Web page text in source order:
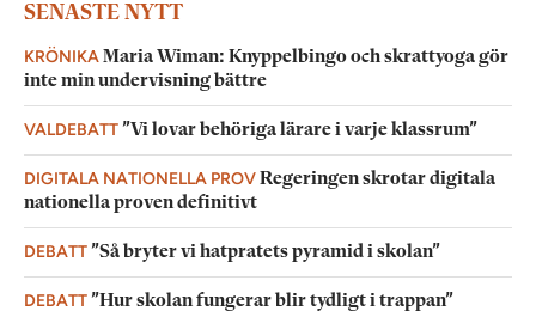
SENASTE NYTT
KRÖNIKA Maria Wiman: Knyppelbingo och skrattyoga gör
inte min undervisning bättre
VALDEBATT”Vi lovar behöriga lärare i varje klassrum”
DIGITALA NATIONELLA PROVRegeringen skrotar digitala
nationella proven definitivt
DEBATT”Så bryter vi hatpratets pyramid i skolan”
DEBATT”Hur skolan fungerar blir tydligt i trappan”